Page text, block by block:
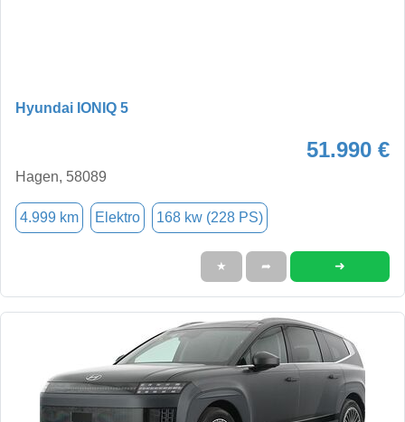
Hyundai IONIQ 5
51.990 €
Hagen, 58089
4.999 km Elektro 168 kw (228 PS)
★ ➦ ➜